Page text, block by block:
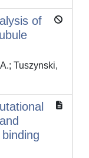
of
Tuszynski,